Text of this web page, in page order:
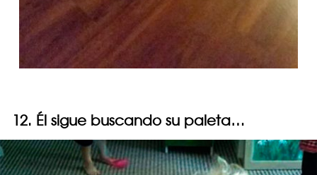
12. Él sigue buscando su paleta…